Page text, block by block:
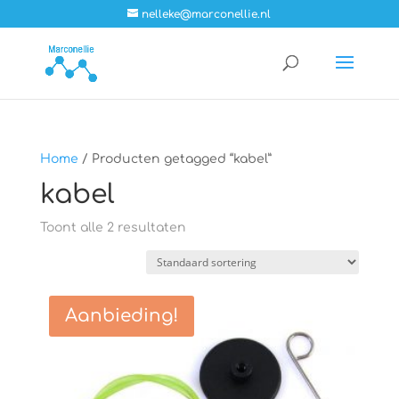
nelleke@marconellie.nl
Home / Producten getagged “kabel”
kabel
Toont alle 2 resultaten
Aanbieding!